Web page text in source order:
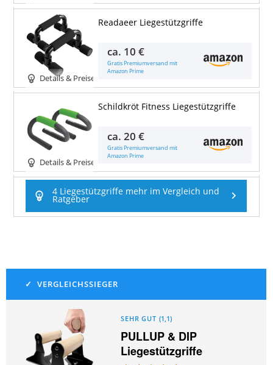
Details & Preise
Readaeer Liegestützgriffe
ca. 10 €
Gratis Premiumversand mit
Amazon Prime
Details & Preise
Schildkröt Fitness Liegestützgriffe
ca.20 €
Gratis Premiumversand mit
Amazon Prime
4 Liegestützgriffe mehr im Vergleich und
Ratgeber
SEHR GUT (1,1)
PULLUP & DIP
Liegestützgriffe